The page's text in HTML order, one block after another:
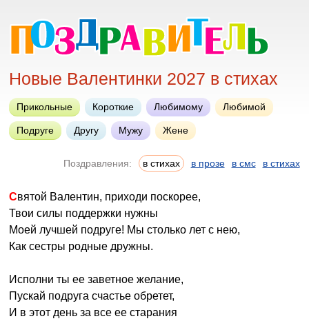
Новые Валентинки 2027 в стихах
Прикольные Короткие Любимому Любимой
Подруге Другу Мужу Жене
Поздравления: в стихах в прозе в смс в стихах
Святой Валентин, приходи поскорее,
Твои силы поддержки нужны
Моей лучшей подруге! Мы столько лет с нею,
Как сестры родные дружны.
Исполни ты ее заветное желание,
Пускай подруга счастье обретет,
И в этот день за все ее старания